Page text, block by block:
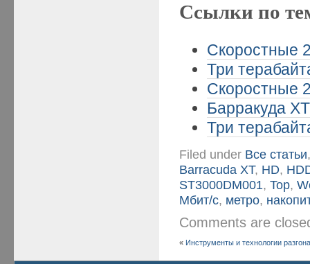
Ссылки по
Скоростные
Три
Скоростные
Барракуда
Три
Filed under Все статьи
Barracuda XT, HD,
ST3000DM001,Top,
Мбит/с, метро,
Comments are
« Инструменты и технологии